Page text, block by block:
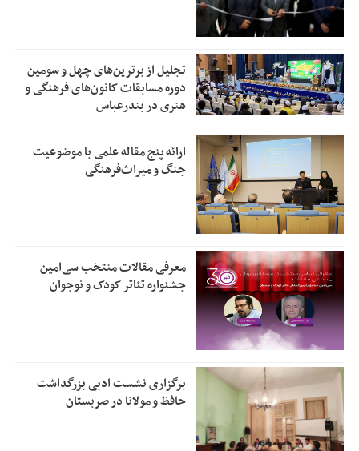
تجلیل از بر‌ترین‌های چهل و سومین
دوره مسابقات کانون‌های فرهنگی و
هنری در بندرعباس
ارائه پنج مقاله علمی با موضوعیت
جنگ و میراث‌فرهنگی
معرفی مقالات منتخب سی‌امین
جشنواره تئاتر کودک و نوجوان
برگزاری نشست ادبی بزرگداشت
حافظ و مولانا در صربستان